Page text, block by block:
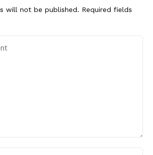
will not be published. Required fields